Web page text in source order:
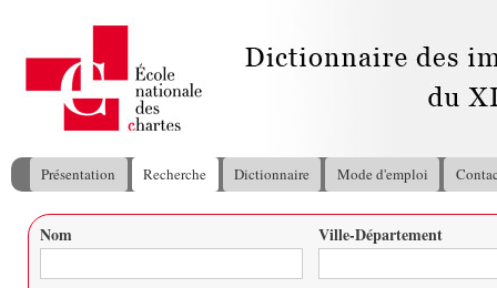
Menu principal
Présentation Recherche Dictionnaire Mode d'emploi
Vous êtes ici
Nom Ville-Département